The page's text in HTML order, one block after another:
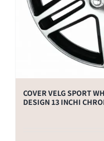
COVER VELG SPORT
DESIGN 13 INCHI